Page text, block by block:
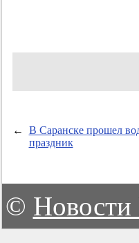
←
В Саранске прошел
праздник
©